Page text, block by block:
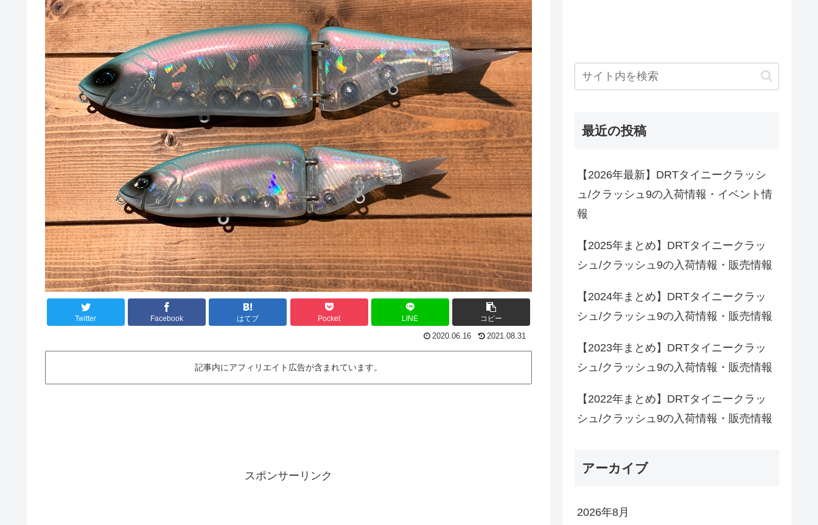
Twitter Facebook はてブ Pocket LINE コピー
2020.06.16 2021.08.31
記事内にアフィリエイト広告が含まれています。
スポンサーリンク
最近の投稿
【2026年最新】DRTタイニークラッシ
ュ/クラッシュ9の入荷情報・イベント情
報
【2025年まとめ】DRTタイニークラッ
シュ/クラッシュ9の入荷情報・販売情報
【2024年まとめ】DRTタイニークラッ
シュ/クラッシュ9の入荷情報・販売情報
【2023年まとめ】DRTタイニークラッ
シュ/クラッシュ9の入荷情報・販売情報
【2022年まとめ】DRTタイニークラッ
シュ/クラッシュ9の入荷情報・販売情報
アーカイブ
2026年8月